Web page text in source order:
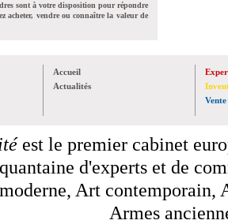
sont à votre disposition pour répondre
acheter, vendre ou connaître la valeur de
Accueil
Actualités
Vente
est le premier cabinet
d'experts et de
Art contemporain,
Armes